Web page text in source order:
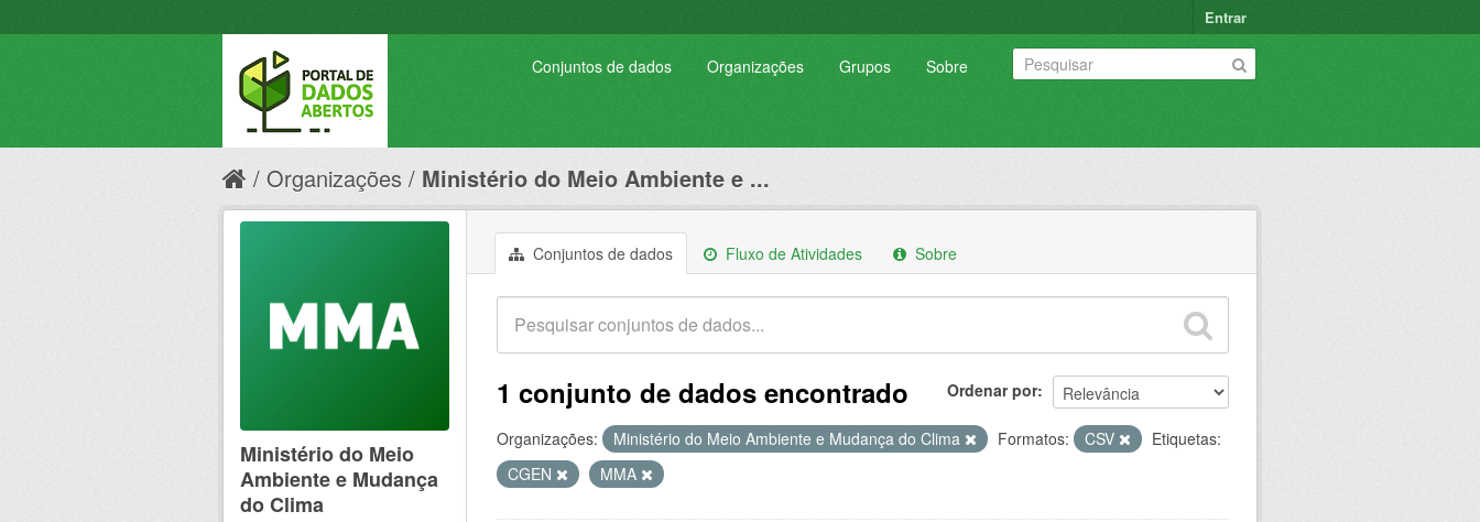
Entrar
Conjuntos de dados Organizações Grupos Sobre
Organizações Ministério do Meio Ambiente e ...
Conjuntos de dados Fluxo de Atividades Sobre
Ordenar por
1 conjunto de dados encontrado
Organizações: Ministério do Meio Ambiente e Mudança do Clima Formatos: CSV
Etiquetas:
CGEN
MMA
Ministério do Meio
Ambiente e Mudança
do Clima